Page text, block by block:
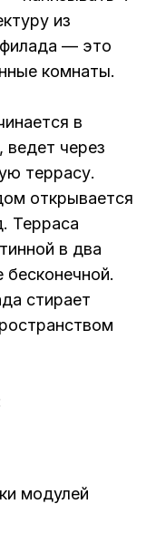
из
— это
комнаты.
в
ведет через
террасу.
открывается
Терраса
в два
бесконечной.
стирает
модулей